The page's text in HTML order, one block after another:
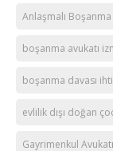
Anlaşmalı
boşanma avukatı
boşanma davası
evlilik dışı doğan
Gayrimenkul